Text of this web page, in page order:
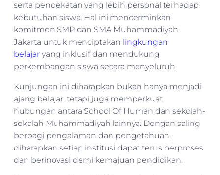
serta pendekatan yang lebih personal terhadap
kebutuhan siswa. Hal ini mencerminkan
komitmen SMP dan SMA Muhammadiyah
Jakarta untuk menciptakan lingkungan
belajar yang inklusif dan mendukung
perkembangan siswa secara menyeluruh.
Kunjungan ini diharapkan bukan hanya menjadi
ajang belajar, tetapi juga memperkuat
hubungan antara School Of Human dan sekolah-
sekolah Muhammadiyah lainnya. Dengan saling
berbagi pengalaman dan pengetahuan,
diharapkan setiap institusi dapat terus berproses
dan berinovasi demi kemajuan pendidikan.